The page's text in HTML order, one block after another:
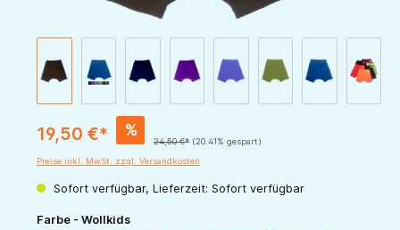
19,50 €* %
24,50 €* (20.41% gespart)
Preise inkl. MwSt. zzgl. Versandkosten
Sofort verfügbar, Lieferzeit: Sofort verfügbar
Farbe - Wollkidsauswählen